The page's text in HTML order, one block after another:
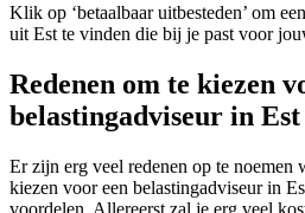
Klik op ‘betaalbaar uitbesteden’ om
uit Est te vinden die bij je past voor
Redenen om te kiezen
belastingadviseur in Est
Er zijn erg veel redenen op te noemen
kiezen voor een belastingadviseur in